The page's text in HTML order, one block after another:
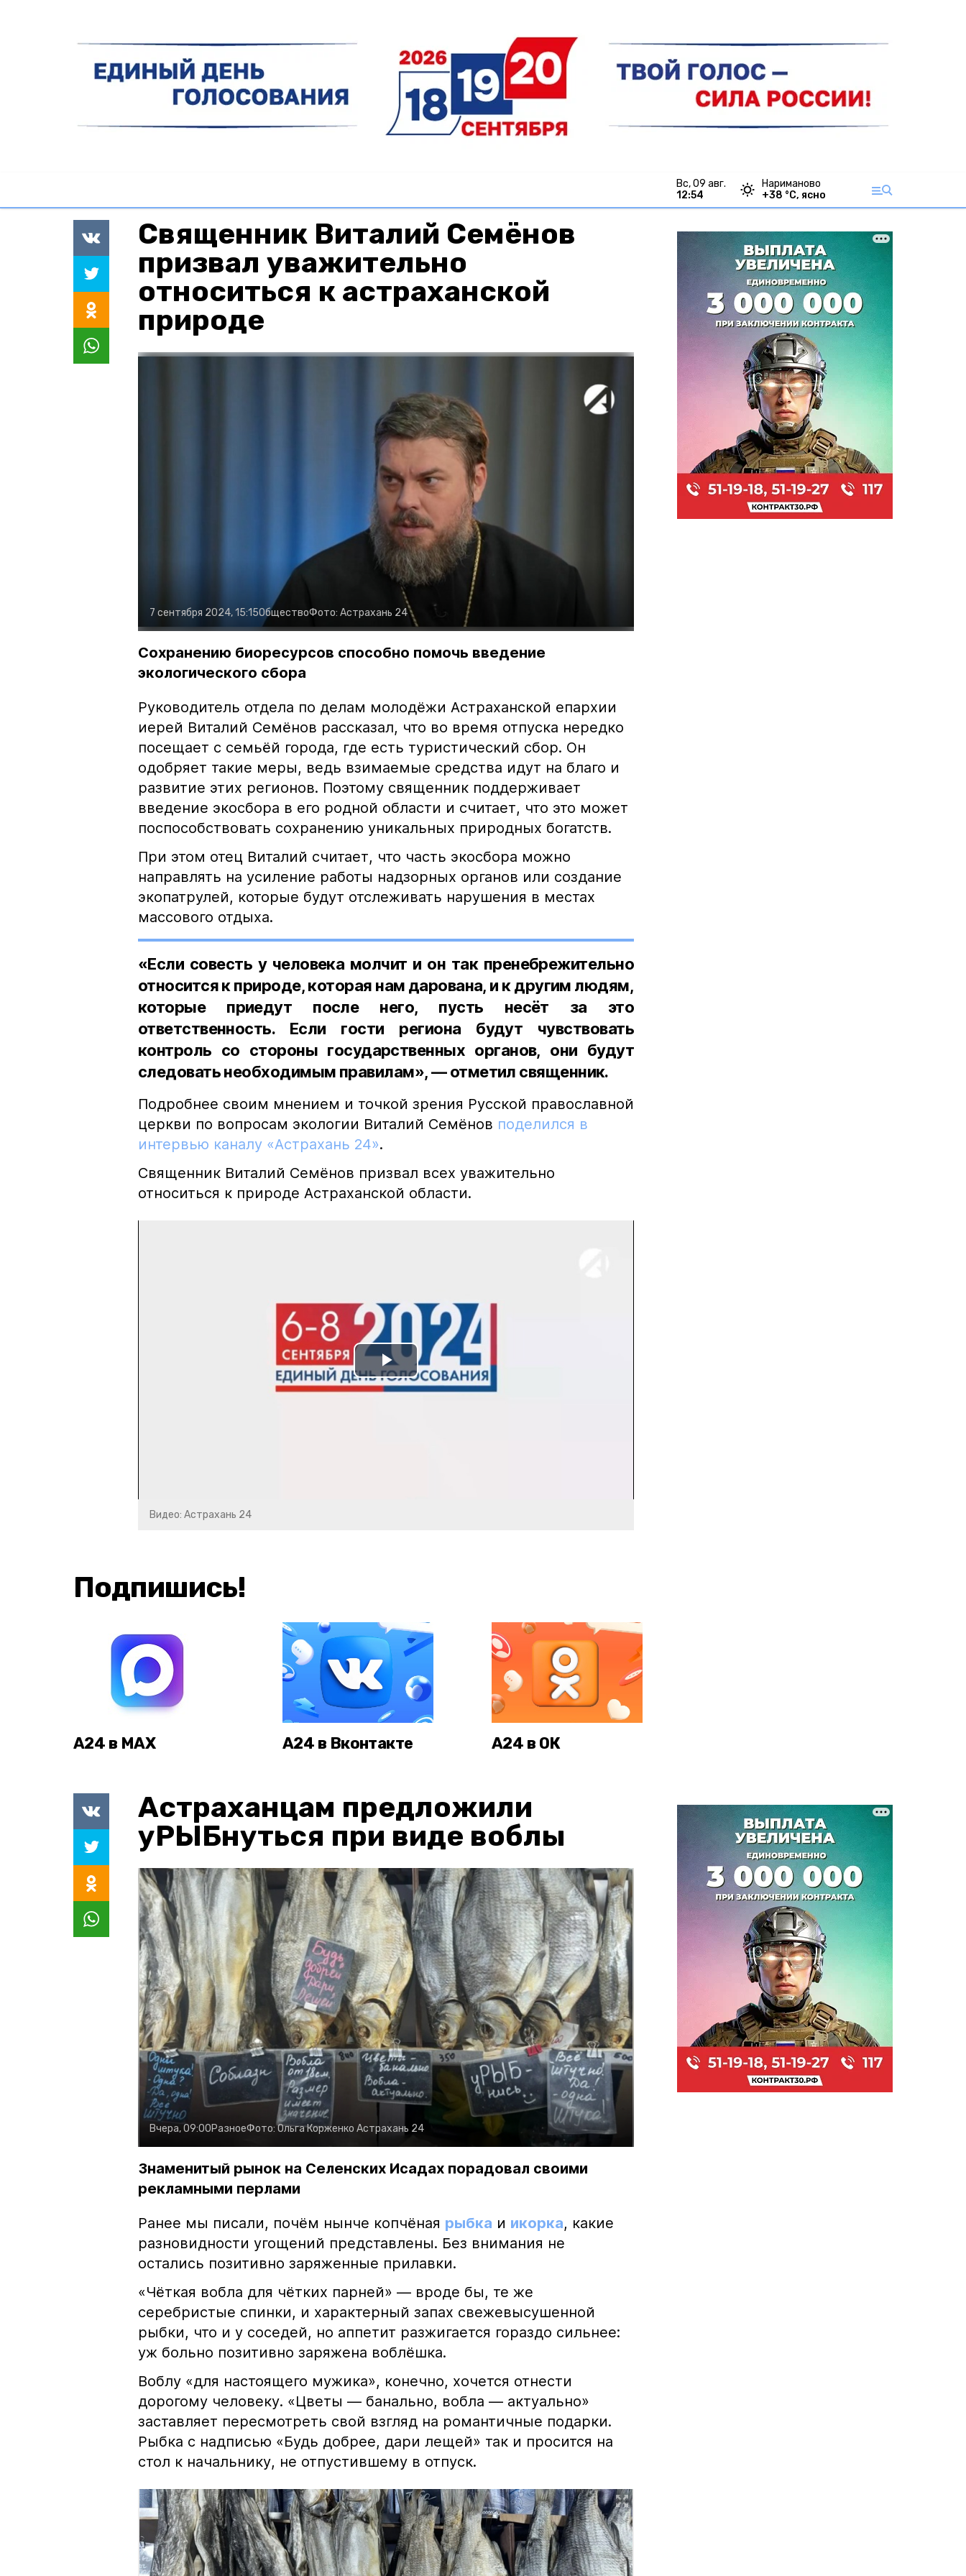
вс, 09 авг.
12:54
Нариманово
+38 °С, ясно
Священник Виталий Семёнов
призвал уважительно
относиться к астраханской
природе
7 сентября 2024, 15:15ОбществоФото: Астрахань 24
Сохранению биоресурсов способно помочь введение
экологического сбора
Руководитель отдела по делам молодёжи Астраханской епархии
иерей Виталий Семёнов рассказал, что во время отпуска нередко
посещает с семьёй города, где есть туристический сбор. Он
одобряет такие меры, ведь взимаемые средства идут на благо и
развитие этих регионов. Поэтому священник поддерживает
введение экосбора в его родной области и считает, что это может
поспособствовать сохранению уникальных природных богатств.
При этом отец Виталий считает, что часть экосбора можно
направлять на усиление работы надзорных органов или создание
экопатрулей, которые будут отслеживать нарушения в местах
массового отдыха.
«Если совесть у человека молчит и он так пренебрежительно
относится к природе, которая нам дарована, и к другим людям,
которые приедут после него, пусть несёт за это
ответственность. Если гости региона будут чувствовать
контроль со стороны государственных органов, они будут
следовать необходимым правилам», — отметил священник.
Подробнее своим мнением и точкой зрения Русской православной
церкви по вопросам экологии Виталий Семёнов поделился в
интервью каналу «Астрахань 24».
Священник Виталий Семёнов призвал всех уважительно
относиться к природе Астраханской области.
Play
Видео: Астрахань 24
Подпишись!
А24 в MAX А24 в Вконтакте А24 в ОК
Астраханцам предложили
уРЫБнуться при виде воблы
Вчера, 09:00РазноеФото:Ольга Корженко Астрахань 24
Знаменитый рынок на Селенских Исадах порадовал своими
рекламными перлами
Ранее мы писали, почём нынче копчёная рыбка и икорка, какие
разновидности угощений представлены. Без внимания не
остались позитивно заряженные прилавки.
«Чёткая вобла для чётких парней» — вроде бы, те же
серебристые спинки, и характерный запах свежевысушенной
рыбки, что и у соседей, но аппетит разжигается гораздо сильнее:
уж больно позитивно заряжена воблёшка.
Воблу «для настоящего мужика», конечно, хочется отнести
дорогому человеку. «Цветы — банально, вобла — актуально»
заставляет пересмотреть свой взгляд на романтичные подарки.
Рыбка с надписью «Будь добрее, дари лещей» так и просится на
стол к начальнику, не отпустившему в отпуск.